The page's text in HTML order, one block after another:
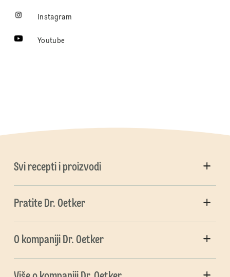
Instagram
Youtube
Svi recepti i proizvodi
Pratite Dr. Oetker
O kompaniji Dr. Oetker